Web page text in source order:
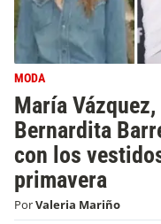
MODA
María
Bernardita
con los
primavera
PorValeria Mariño